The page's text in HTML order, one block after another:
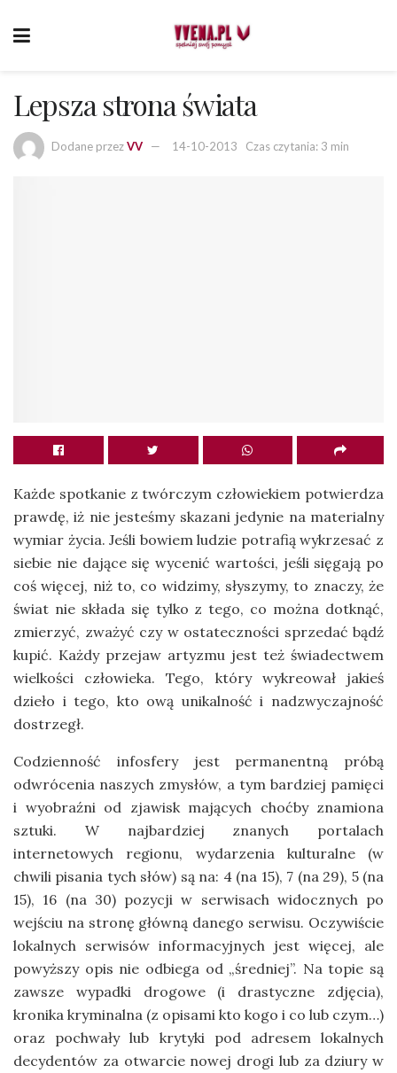
Lepsza strona świata
Dodane przezVV 14-10-2013 Czas czytania: 3 min
Każde spotkanie z twórczym człowiekiem potwierdza
prawdę, iż nie jesteśmy skazani jedynie na materialny
wymiar życia. Jeśli bowiem ludzie potrafią wykrzesać z
siebie nie dające się wycenić wartości, jeśli sięgają po
coś więcej, niż to, co widzimy, słyszymy, to znaczy, że
świat nie składa się tylko z tego, co można dotknąć,
zmierzyć, zważyć czy w ostateczności sprzedać bądź
kupić. Każdy przejaw artyzmu jest też świadectwem
wielkości człowieka. Tego, który wykreował jakieś
dzieło i tego, kto ową unikalność i nadzwyczajność
dostrzegł.
Codzienność infosfery jest permanentną próbą
odwrócenia naszych zmysłów, a tym bardziej pamięci
i wyobraźni od zjawisk mających choćby znamiona
sztuki. W najbardziej znanych portalach
internetowych regionu, wydarzenia kulturalne (w
chwili pisania tych słów) są na: 4 (na 15), 7 (na 29), 5 (na
15), 16 (na 30) pozycji w serwisach widocznych po
wejściu na stronę główną danego serwisu. Oczywiście
lokalnych serwisów informacyjnych jest więcej, ale
powyższy opis nie odbiega od „średniej”. Na topie są
zawsze wypadki drogowe (i drastyczne zdjęcia),
kronika kryminalna (z opisami kto kogo i co lub czym…)
oraz pochwały lub krytyki pod adresem lokalnych
decydentów za otwarcie nowej drogi lub za dziury w